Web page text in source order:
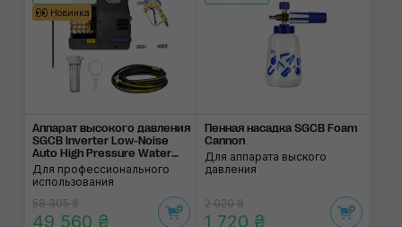
Новинка
Аппарат высокого давления
SGCB Inverter Low-Noise
Auto High Pressure Water
Cleaning Machine
Для профессионального
использования
58 305 ₴
49 560 ₴
Пенная насадка SGCB Foam
Cannon
Для аппарата выского
давления
2 020 ₴
1 720 ₴